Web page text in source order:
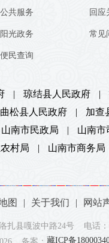
公共服务
阳光政务
便民查询
回应
常见
| 琼结县人民政府 |
曲松县人民政府 | 加查
山南市民政局 | 山南市
村局 | 山南市商务局
图 | 关于我们 | 网站
县嘎波中路24号 电话：
藏ICP备